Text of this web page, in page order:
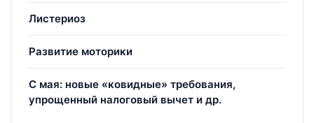
Листериоз
Развитие моторики
С мая: новые «ковидные» требования,
упрощенный налоговый вычет и др.